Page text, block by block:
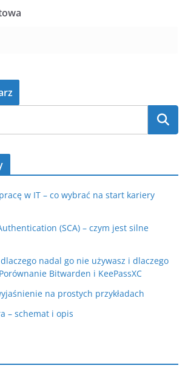
w IT – co wybrać na start kariery
(SCA) – czym jest silne
nadal go nie używasz i dlaczego
Bitwarden i KeePassXC
na prostych przykładach
– schemat i opis